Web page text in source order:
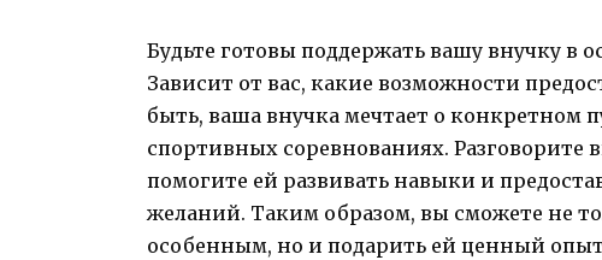
Будьте готовы поддержать вашу внучку в
Зависит от вас, какие возможности
быть, ваша внучка мечтает о конкретном
спортивных соревнованиях. Разговорите
помогите ей развивать навыки и
желаний. Таким образом, вы сможете не
особенным, но и подарить ей ценный опыт